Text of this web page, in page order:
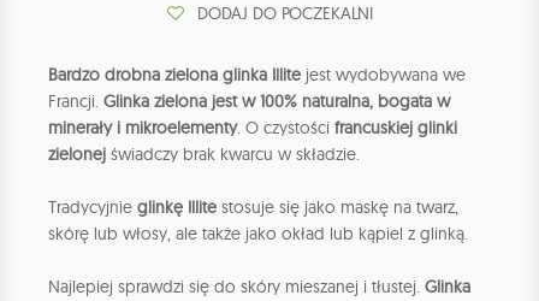
DODAJ DO POCZEKALNI
Bardzo drobna zielona glinka Illite jest wydobywana we
Francji. Glinka zielona jest w 100% naturalna, bogata w
minerały i mikroelementy. O czystości francuskiej glinki
zielonej świadczy brak kwarcu w składzie.
Tradycyjnie glinkę Illite stosuje się jako maskę na twarz,
skórę lub włosy, ale także jako okład lub kąpiel z glinką.
Najlepiej sprawdzi się do skóry mieszanej i tłustej. Glinka